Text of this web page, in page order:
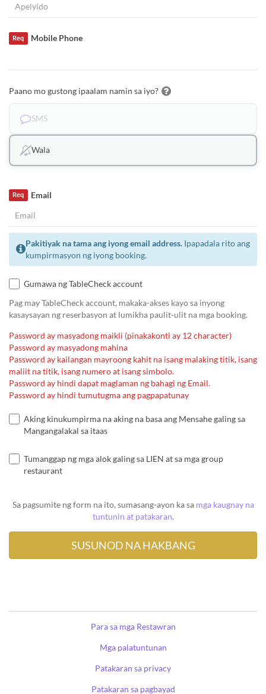
Mobile Phone
Req
Paano mo gustong ipaalam namin sa iyo?
SMS
Wala
Email
Req
Pakitiyak na tama ang iyong email address. Ipapadala rito ang
kumpirmasyon ng iyong booking.
Gumawa ng TableCheck account
Pag may TableCheck account, makaka-akses kayo sa inyong
kasaysayan ng reserbasyon at lumikha paulit-ulit na mga booking.
Password ay masyadong maikli (pinakakonti ay 12 character)
Password ay masyadong mahina
Password ay kailangan mayroong kahit na isang malaking titik, isang
maliit na titik, isang numero at isang simbolo.
Password ay hindi dapat maglaman ng bahagi ng Email.
Password ay hindi tumutugma ang pagpapatunay
Aking kinukumpirma na aking na basa ang Mensahe galing sa
Mangangalakal sa itaas
Tumanggap ng mga alok galing sa LIEN at sa mga group
restaurant
Sa pagsumite ng form na ito, sumasang-ayon ka sa mga kaugnay na
tuntunin at patakaran.
Para sa mga Restawran
Mga palatuntunan
Patakaran sa privacy
Patakaran sa pagbayad